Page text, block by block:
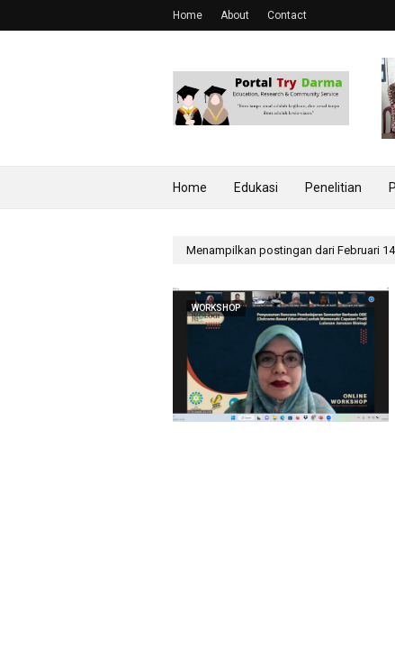
Home About Contact
Home Edukasi Penelitian
Menampilkan postingan dari Februari
WORKSHOP